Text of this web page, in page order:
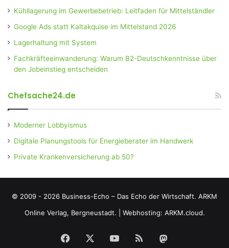
Kühllagerung im Gewerbebetrieb: Leitfaden für Mittelständler
Google Ads statt Kaltakquise im Mittelstand 2026
Lagerhaltung mit System
Fachkräfteeinwanderung: Warum B2-Deutschkenntnisse über
den Jobeinstieg entscheiden
Chefsache24.de
Moderner Lobbyismus
Digitale Planungstools für Energieberater im Handwerk
Private Krankenversicherung ab 50?
© 2009 - 2026 Business-Echo – Das Echo der Wirtschaft. ARKM
Online Verlag, Bergneustadt.
Webhosting: ARKM.cloud.
Facebook YouTubeRSS